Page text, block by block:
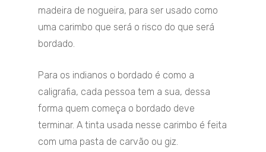
madeira de nogueira, para ser usado como
uma carimbo que será o risco do que será
bordado.
Para os indianos o bordado é como a
caligrafia, cada pessoa tem a sua, dessa
forma quem começa o bordado deve
terminar. A tinta usada nesse carimbo é feita
com uma pasta de carvão ou giz.